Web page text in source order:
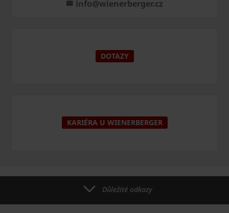
info@wienerberger.cz
DOTAZY
KARIÉRA U WIENERBERGER
Důležité odkazy